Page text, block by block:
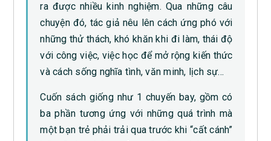
ra được nhiều kinh nghiệm. Qua những câu
chuyện đó, tác giả nêu lên cách ứng phó với
những thử thách, khó khăn khi đi làm, thái độ
với công việc, việc học để mở rộng kiến thức
và cách sống nghĩa tình, văn minh, lịch sự…
Cuốn sách giống như 1 chuyến bay, gồm có
ba phần tương ứng với những quá trình mà
một bạn trẻ phải trải qua trước khi “cất cánh”